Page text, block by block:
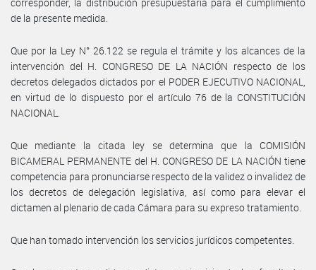
de la presente medida.
Que por la Ley N° 26.122 se regula el trámite y los alcances de la
intervención del H. CONGRESO DE LA NACIÓN respecto de los
decretos delegados dictados por el PODER EJECUTIVO NACIONAL,
en virtud de lo dispuesto por el artículo 76 de la CONSTITUCIÓN
NACIONAL.
Que mediante la citada ley se determina que la COMISIÓN
BICAMERAL PERMANENTE del H. CONGRESO DE LA NACIÓN tiene
competencia para pronunciarse respecto de la validez o invalidez de
los decretos de delegación legislativa, así como para elevar el
dictamen al plenario de cada Cámara para su expreso tratamiento.
Que han tomado intervención los servicios jurídicos competentes.